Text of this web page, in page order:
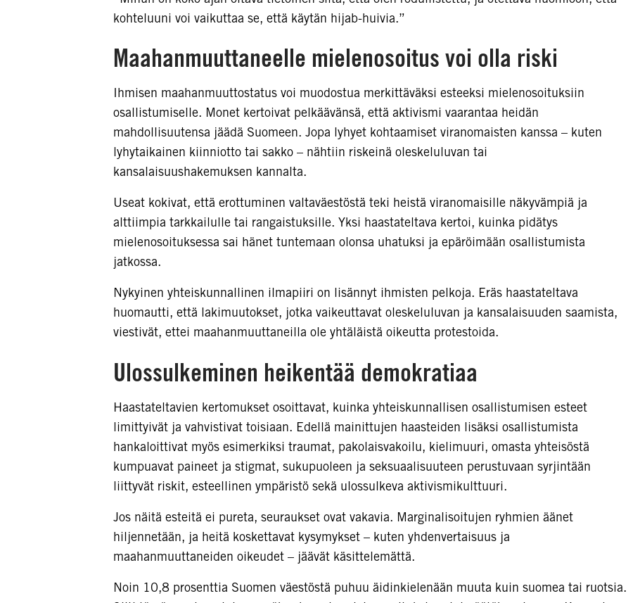
kohteluuni voi vaikuttaa se, että käytän hijab-huivia.”
Maahanmuuttaneelle mielenosoitus voi olla riski
Ihmisen maahanmuuttostatus voi muodostua merkittäväksi esteeksi mielenosoituksiin
osallistumiselle. Monet kertoivat pelkäävänsä, että aktivismi vaarantaa heidän
mahdollisuutensa jäädä Suomeen. Jopa lyhyet kohtaamiset viranomaisten kanssa – kuten
lyhytaikainen kiinniotto tai sakko – nähtiin riskeinä oleskeluluvan tai
kansalaisuushakemuksen kannalta.
Useat kokivat, että erottuminen valtaväestöstä teki heistä viranomaisille näkyvämpiä ja
alttiimpia tarkkailulle tai rangaistuksille. Yksi haastateltava kertoi, kuinka pidätys
mielenosoituksessa sai hänet tuntemaan olonsa uhatuksi ja epäröimään osallistumista
jatkossa.
Nykyinen yhteiskunnallinen ilmapiiri on lisännyt ihmisten pelkoja. Eräs haastateltava
huomautti, että lakimuutokset, jotka vaikeuttavat oleskeluluvan ja kansalaisuuden saamista,
viestivät, ettei maahanmuuttaneilla ole yhtäläistä oikeutta protestoida.
Ulossulkeminen heikentää demokratiaa
Haastateltavien kertomukset osoittavat, kuinka yhteiskunnallisen osallistumisen esteet
limittyivät ja vahvistivat toisiaan. Edellä mainittujen haasteiden lisäksi osallistumista
hankaloittivat myös esimerkiksi traumat, pakolaisvakoilu, kielimuuri, omasta yhteisöstä
kumpuavat paineet ja stigmat, sukupuoleen ja seksuaalisuuteen perustuvaan syrjintään
liittyvät riskit, esteellinen ympäristö sekä ulossulkeva aktivismikulttuuri.
Jos näitä esteitä ei pureta, seuraukset ovat vakavia. Marginalisoitujen ryhmien äänet
hiljennetään, ja heitä koskettavat kysymykset – kuten yhdenvertaisuus ja
maahanmuuttaneiden oikeudet – jäävät käsittelemättä.
Noin 10,8 prosenttia Suomen väestöstä puhuu äidinkielenään muuta kuin suomea tai ruotsia.